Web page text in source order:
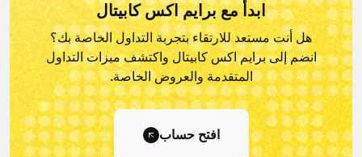
ابدأ مع برايم اكس كابيتال
هل أنت مستعد للارتقاء بتجربة التداول الخاصة بك؟
انضم إلى برايم اكس كابيتال واكتشف ميزات التداول
المتقدمة والعروض الخاصة.
افتح حساب